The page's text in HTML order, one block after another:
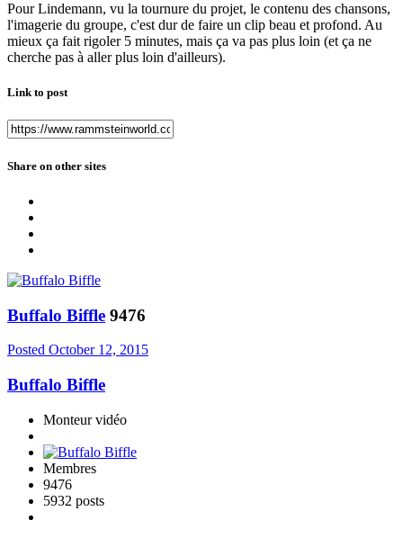
Pour Lindemann, vu la tournure du projet, le contenu des chansons,
l'imagerie du groupe, c'est dur de faire un clip beau et profond. Au
mieux ça fait rigoler 5 minutes, mais ça va pas plus loin (et ça ne
cherche pas à aller plus loin d'ailleurs).
Link to post
Share on other sites
Buffalo Biffle 9476
Posted October 12, 2015
Buffalo Biffle
Monteur vidéo
Membres
9476
5932 posts